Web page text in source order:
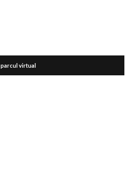
parcul virtual